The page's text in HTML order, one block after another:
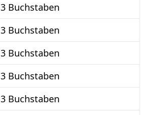
3 Buchstaben
3 Buchstaben
3 Buchstaben
3 Buchstaben
3 Buchstaben